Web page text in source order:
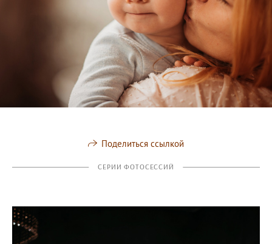
Поделиться ссылкой
СЕРИИ ФОТОСЕССИЙ